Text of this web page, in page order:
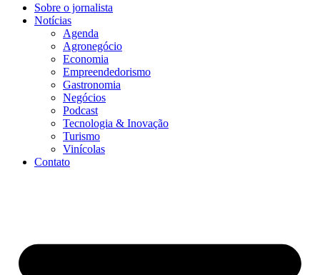
Sobre o jornalista
Notícias
Agenda
Agronegócio
Economia
Empreendedorismo
Gastronomia
Negócios
Podcast
Tecnologia & Inovação
Turismo
Vinícolas
Contato